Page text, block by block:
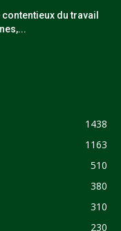
du travail
1438
1163
510
380
310
230